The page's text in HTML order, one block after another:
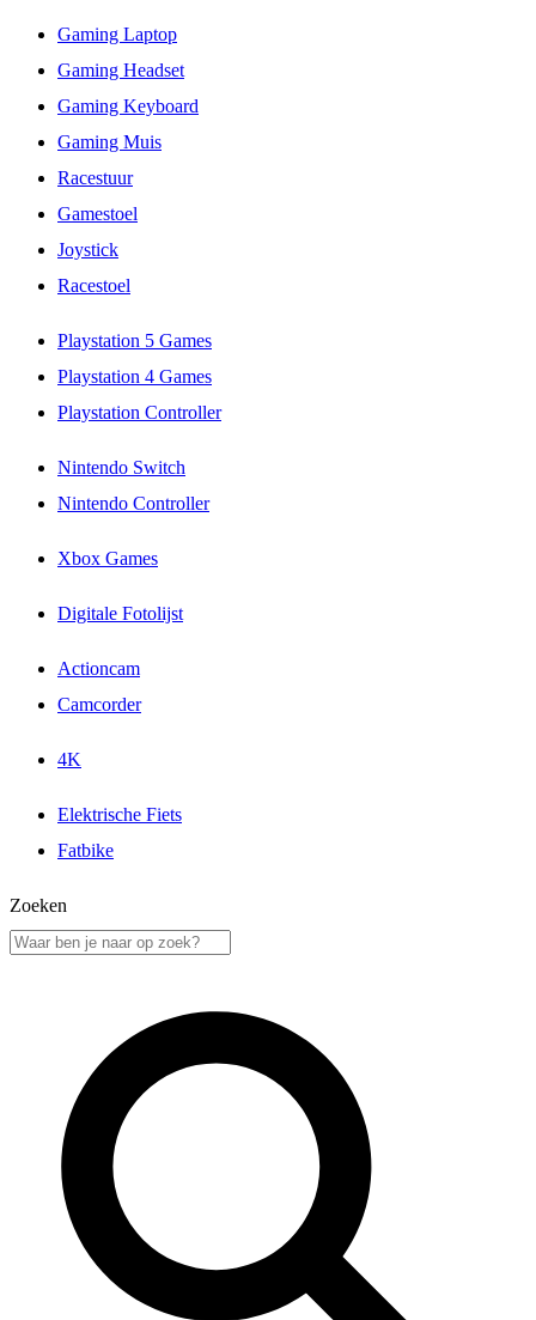
Gaming Laptop
Gaming Headset
Gaming Keyboard
Gaming Muis
Racestuur
Gamestoel
Joystick
Racestoel
Playstation 5 Games
Playstation 4 Games
Playstation Controller
Nintendo Switch
Nintendo Controller
Xbox Games
Digitale Fotolijst
Actioncam
Camcorder
4K
Elektrische Fiets
Fatbike
Zoeken